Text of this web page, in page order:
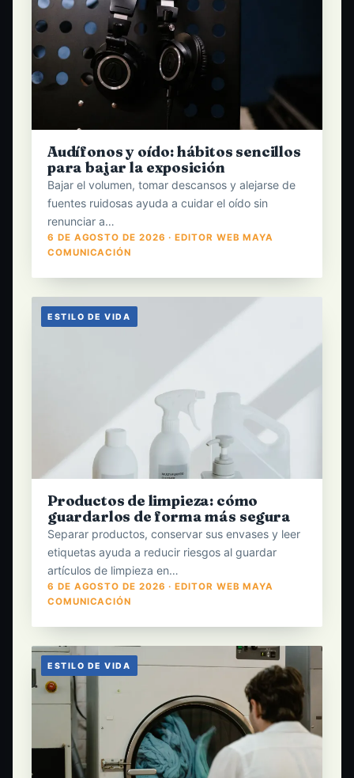
Audífonos y oído: hábitos sencillos
para bajar la exposición
Bajar el volumen, tomar descansos y alejarse de
fuentes ruidosas ayuda a cuidar el oído sin
renunciar a…
6 DE AGOSTO DE 2026 · EDITOR WEB MAYA
COMUNICACIÓN
ESTILO DE VIDA
Productos de limpieza: cómo
guardarlos de forma más segura
Separar productos, conservar sus envases y leer
etiquetas ayuda a reducir riesgos al guardar
artículos de limpieza en…
6 DE AGOSTO DE 2026 · EDITOR WEB MAYA
COMUNICACIÓN
ESTILO DE VIDA